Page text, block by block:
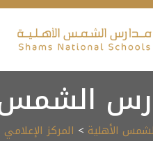
الشمس
الأهلية > المركز الإعلامي